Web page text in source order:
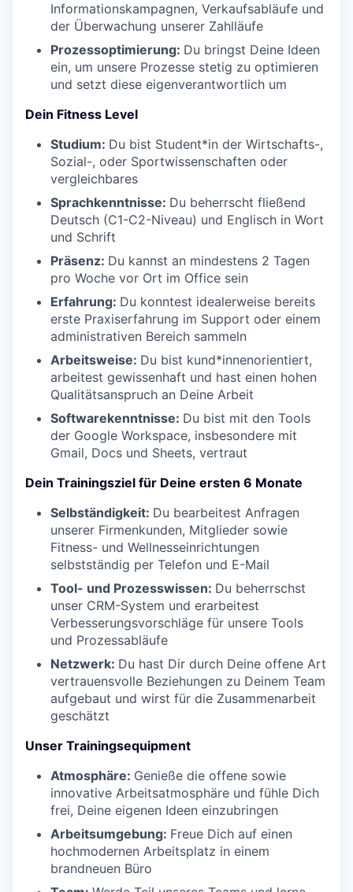
Informationskampagnen, Verkaufsabläufe und
der Überwachung unserer Zahlläufe
Prozessoptimierung: Du bringst Deine Ideen
ein, um unsere Prozesse stetig zu optimieren
und setzt diese eigenverantwortlich um
Dein Fitness Level
Studium: Du bist Student*in der Wirtschafts-,
Sozial-, oder Sportwissenschaften oder
vergleichbares
Sprachkenntnisse: Du beherrscht fließend
Deutsch (C1-C2-Niveau) und Englisch in Wort
und Schrift
Präsenz: Du kannst an mindestens 2 Tagen
pro Woche vor Ort im Office sein
Erfahrung: Du konntest idealerweise bereits
erste Praxiserfahrung im Support oder einem
administrativen Bereich sammeln
Arbeitsweise: Du bist kund*innenorientiert,
arbeitest gewissenhaft und hast einen hohen
Qualitätsanspruch an Deine Arbeit
Softwarekenntnisse: Du bist mit den Tools
der Google Workspace, insbesondere mit
Gmail, Docs und Sheets, vertraut
Dein Trainingsziel für Deine ersten 6 Monate
Selbständigkeit: Du bearbeitest Anfragen
unserer Firmenkunden, Mitglieder sowie
Fitness- und Wellnesseinrichtungen
selbstständig per Telefon und E-Mail
Tool- und Prozesswissen: Du beherrschst
unser CRM-System und erarbeitest
Verbesserungsvorschläge für unsere Tools
und Prozessabläufe
Netzwerk: Du hast Dir durch Deine offene Art
vertrauensvolle Beziehungen zu Deinem Team
aufgebaut und wirst für die Zusammenarbeit
geschätzt
Unser Trainingsequipment
Atmosphäre: Genieße die offene sowie
innovative Arbeitsatmosphäre und fühle Dich
frei, Deine eigenen Ideen einzubringen
Arbeitsumgebung: Freue Dich auf einen
hochmodernen Arbeitsplatz in einem
brandneuen Büro